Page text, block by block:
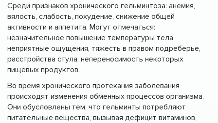
Среди признаков хронического гельминтоза: анемия,
вялость, слабость, похудение, снижение общей
активности и аппетита. Могут отмечаться:
незначительное повышение температуры тела,
неприятные ощущения, тяжесть в правом подреберье,
расстройства стула, непереносимость некоторых
пищевых продуктов.
Во время хронического протекания заболевания
происходят изменения обменных процессов организма.
Они обусловлены тем, что гельминты потребляют
питательные вещества, вызывая дефицит витаминов,